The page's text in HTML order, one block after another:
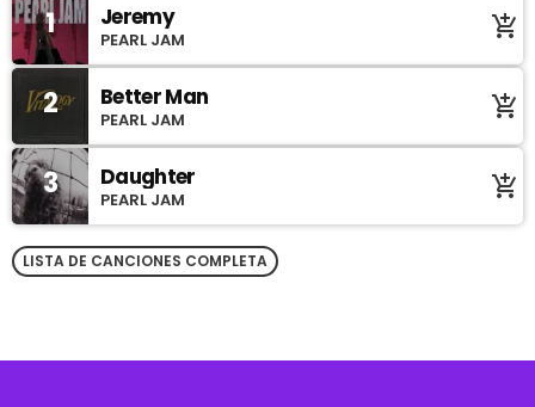
1 Jeremy
PEARL JAM add_shopping_cart
2 Better Man
PEARL JAM add_shopping_cart
3 Daughter
PEARL JAM add_shopping_cart
LISTA DE CANCIONES COMPLETA